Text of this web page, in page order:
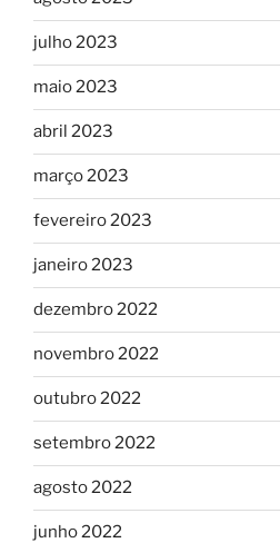
julho 2023
maio 2023
abril 2023
março 2023
fevereiro 2023
janeiro 2023
dezembro 2022
novembro 2022
outubro 2022
setembro 2022
agosto 2022
junho 2022